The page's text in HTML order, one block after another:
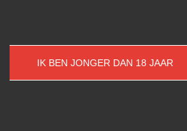
IK BEN JONGER DAN 18 JAAR